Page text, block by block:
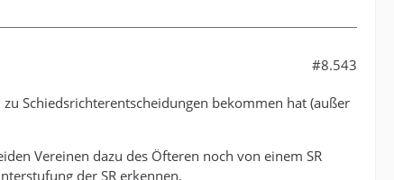
#8.543
Schiedsrichterentscheidungen bekommen hat (außer
Vereinen dazu des Öfteren noch von einem SR
der SR erkennen.